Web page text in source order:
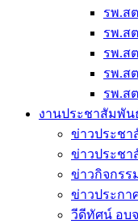
รพ.ส
รพ.ส
รพ.ส
รพ.ส
รพ.ส
งานประชาสัมพัน
ข่าวประชา
ข่าวประชา
ข่าวกิจกรร
ข่าวประกา
วีดีทัศน์ อบ